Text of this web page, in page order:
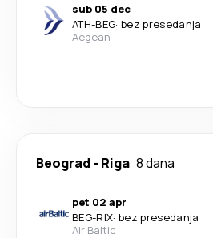
sub 05 dec
ATH-BEG· bez presedanja
Aegean
Beograd- Riga 8 dana
pet 02 apr
BEG-RIX· bez presedanja
Air Baltic